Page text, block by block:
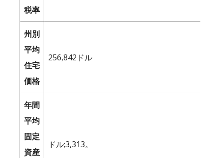
税率
州別
平均
住宅
価格
256,842ドル
年間
平均
固定
資産
ドル;3,313。